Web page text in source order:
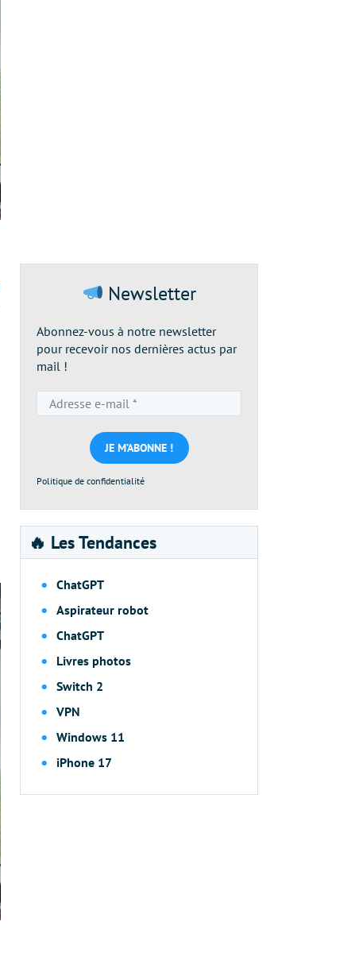
Newsletter
Abonnez-vous à notre newsletter
pour recevoir nos dernières actus par
mail !
e-
mail
*
Politique de confidentialité
🔥 Les Tendances
ChatGPT
Aspirateur robot
ChatGPT
Livres photos
Switch 2
VPN
Windows 11
iPhone 17